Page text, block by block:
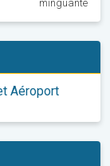
minguante
Aéroport